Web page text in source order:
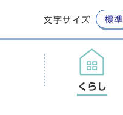
文字サイズ 標準
くらし